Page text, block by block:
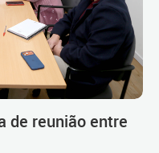
de reunião entre